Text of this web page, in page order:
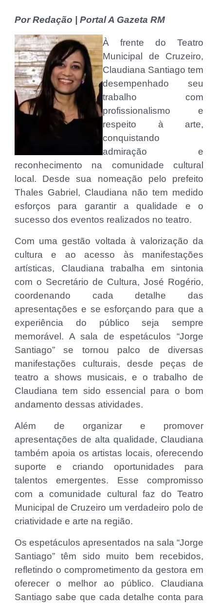
Por Redação | Portal A Gazeta RM
À frente do Teatro
Municipal de Cruzeiro,
Claudiana Santiago tem
desempenhado seu
trabalho com
profissionalismo e
respeito à arte,
conquistando
admiração e
reconhecimento na comunidade cultural
local. Desde sua nomeação pelo prefeito
Thales Gabriel, Claudiana não tem medido
esforços para garantir a qualidade e o
sucesso dos eventos realizados no teatro.
Com uma gestão voltada à valorização da
cultura e ao acesso às manifestações
artísticas, Claudiana trabalha em sintonia
com o Secretário de Cultura, José Rogério,
coordenando cada detalhe das
apresentações e se esforçando para que a
experiência do público seja sempre
memorável. A sala de espetáculos “Jorge
Santiago” se tornou palco de diversas
manifestações culturais, desde peças de
teatro a shows musicais, e o trabalho de
Claudiana tem sido essencial para o bom
andamento dessas atividades.
Além de organizar e promover
apresentações de alta qualidade, Claudiana
também apoia os artistas locais, oferecendo
suporte e criando oportunidades para
talentos emergentes. Esse compromisso
com a comunidade cultural faz do Teatro
Municipal de Cruzeiro um verdadeiro polo de
criatividade e arte na região.
Os espetáculos apresentados na sala “Jorge
Santiago” têm sido muito bem recebidos,
refletindo o comprometimento da gestora em
oferecer o melhor ao público. Claudiana
Santiago sabe que cada detalhe conta para